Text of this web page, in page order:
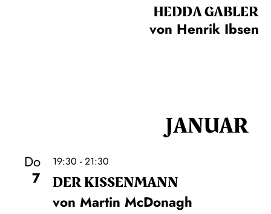
HEDDA GABLER
von Henrik Ibsen
JANUAR
Do
7
19:30 - 21:30
DER KISSEN­MANN
von Martin McDonagh